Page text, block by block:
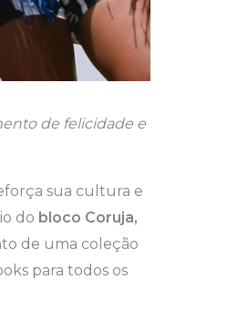
de felicidade e
sua cultura e
do bloco Coruja,
de uma coleção
para todos os